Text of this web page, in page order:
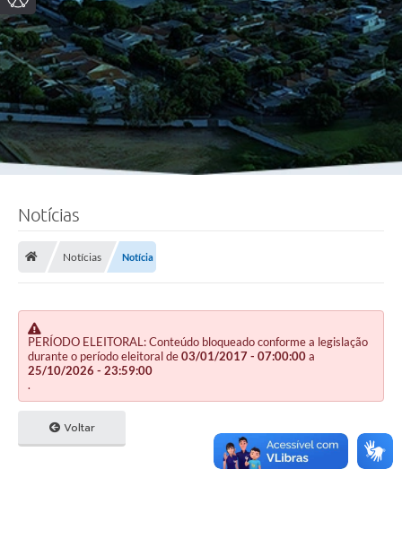
Notícias
Notícias Notícia
PERÍODO ELEITORAL: Conteúdo bloqueado conforme a legislação
durante o período eleitoral de03/01/2017 - 07:00:00a
25/10/2026 - 23:59:00
.
Voltar